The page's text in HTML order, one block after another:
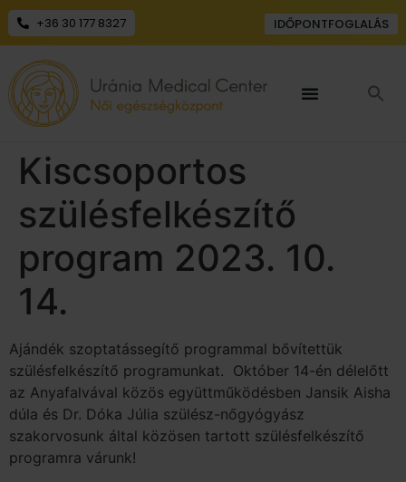
+36 30 177 8327 IDŐPONTFOGLALÁS
Kiscsoportos
szülésfelkészítő
program 2023. 10.
14.
Ajándék szoptatássegítő programmal bővítettük
szülésfelkészítő programunkat. Október 14-én délelőtt
az Anyafalvával közös együttműködésben Jansik Aisha
dúla és Dr. Dóka Júlia szülész-nőgyógyász
szakorvosunk által közösen tartott szülésfelkészítő
programra várunk!